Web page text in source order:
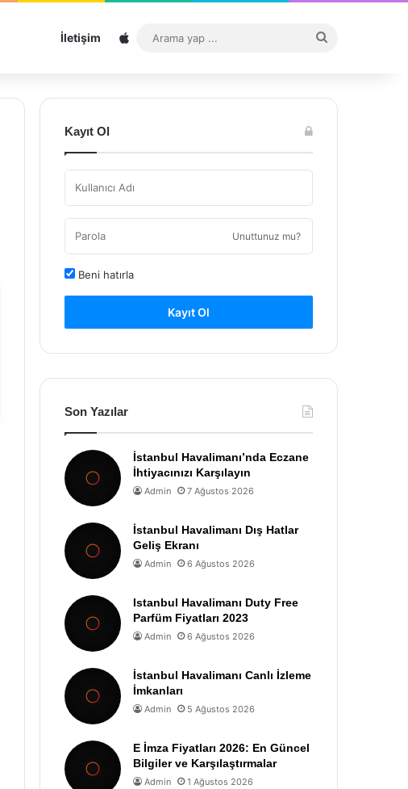
İletişim Sitemap
...
Kayıt Ol
Unuttunuz mu?
Beni hatırla
Kayıt Ol
Son Yazılar
İstanbul Havalimanı’nda Eczane
İhtiyacınızı Karşılayın
Admin 7 Ağustos 2026
İstanbul Havalimanı Dış Hatlar
Geliş Ekranı
Admin 6 Ağustos 2026
Istanbul Havalimanı Duty Free
Parfüm Fiyatları 2023
Admin 6 Ağustos 2026
İstanbul Havalimanı Canlı İzleme
İmkanları
Admin 5 Ağustos 2026
E İmza Fiyatları 2026: En Güncel
Bilgiler ve Karşılaştırmalar
Admin 1 Ağustos 2026